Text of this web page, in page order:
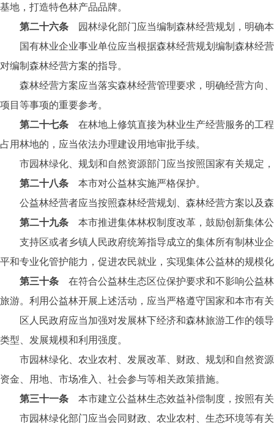
基地，打造特色林产品品牌。
第二十六条 园林绿化部门应当编制森林经营规划，明确
国有林业企业事业单位应当根据森林经营规划编制森林经营
对编制森林经营方案的指导。
森林经营方案应当落实森林经营管理要求，明确经营方向、
项目等事项的重要参考。
第二十七条 在林地上修筑直接为林业生产经营服务的工
占用林地的，应当依法办理建设用地审批手续。
市园林绿化、规划和自然资源部门应当按照国家有关规定，
第二十八条 本市对公益林实施严格保护。
公益林经营者应当按照森林经营规划、森林经营方案以及森
第二十九条 本市推进集体林权制度改革，鼓励创新集体
支持区或者乡镇人民政府统筹指导成立的集体所有制林业企
平和专业化管护能力，促进农民就业，实现集体公益林的规模
第三十条 在符合公益林生态区位保护要求和不影响公益
旅游。利用公益林开展上述活动，应当严格遵守国家和本市有
区人民政府应当加强对发展林下经济和森林旅游工作的领导
类型、发展规模和利用强度。
市园林绿化、农业农村、发展改革、财政、规划和自然资源
资金、用地、市场准入、社会参与等相关政策措施。
第三十一条 本市建立公益林生态效益补偿制度，按照有
市园林绿化部门应当会同财政、农业农村、生态环境等有关